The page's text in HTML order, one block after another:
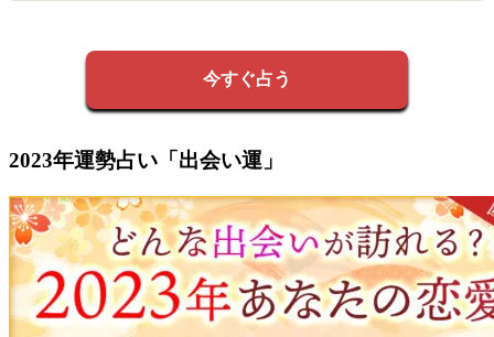
今すぐ占う
2023年運勢占い「出会い運」